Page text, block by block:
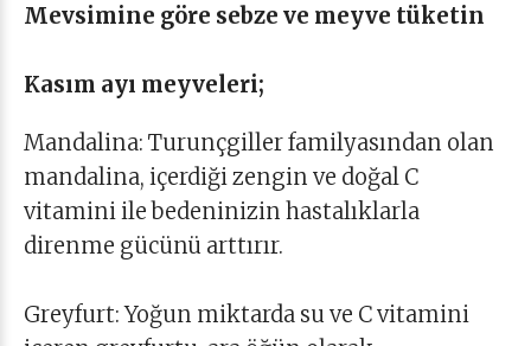
Mevsimine göre sebze ve meyve tüketin
Kasım ayı meyveleri;
Mandalina: Turunçgiller familyasından olan
mandalina, içerdiği zengin ve doğal C
vitamini ile bedeninizin hastalıklarla
direnme gücünü arttırır.
Greyfurt: Yoğun miktarda su ve C vitamini